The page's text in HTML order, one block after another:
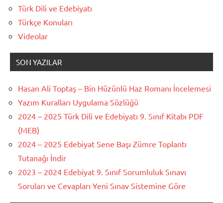
Türk Dili ve Edebiyatı
Türkçe Konuları
Videolar
SON YAZILAR
Hasan Ali Toptaş – Bin Hüzünlü Haz Romanı İncelemesi
Yazım Kuralları Uygulama Sözlüğü
2024 – 2025 Türk Dili ve Edebiyatı 9. Sınıf Kitabı PDF
(MEB)
2024 – 2025 Edebiyat Sene Başı Zümre Toplantı
Tutanağı İndir
2023 – 2024 Edebiyat 9. Sınıf Sorumluluk Sınavı
Soruları ve Cevapları Yeni Sınav Sistemine Göre